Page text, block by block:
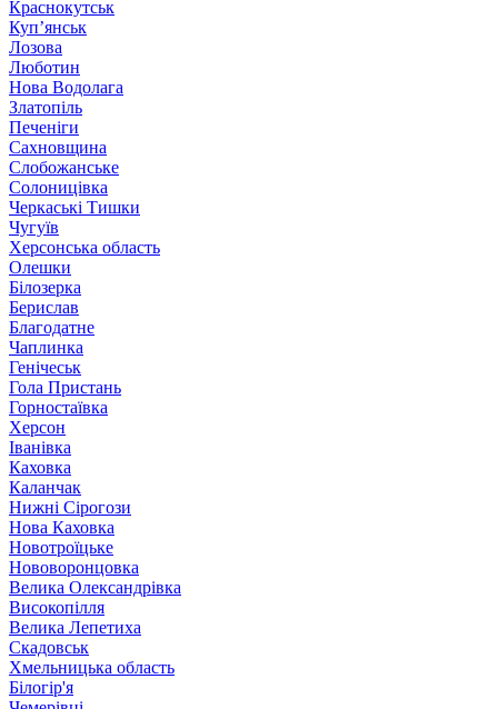
Краснокутськ
Куп’янськ
Лозова
Люботин
Нова Водолага
Златопіль
Печеніги
Сахновщина
Слобожанське
Солоницівка
Черкаські Тишки
Чугуїв
Херсонська область
Олешки
Білозерка
Берислав
Благодатне
Чаплинка
Генічеськ
Гола Пристань
Горностаївка
Херсон
Іванівка
Каховка
Каланчак
Нижні Сірогози
Нова Каховка
Новотроїцьке
Нововоронцовка
Велика Олександрівка
Високопілля
Велика Лепетиха
Скадовськ
Хмельницька область
Білогір'я